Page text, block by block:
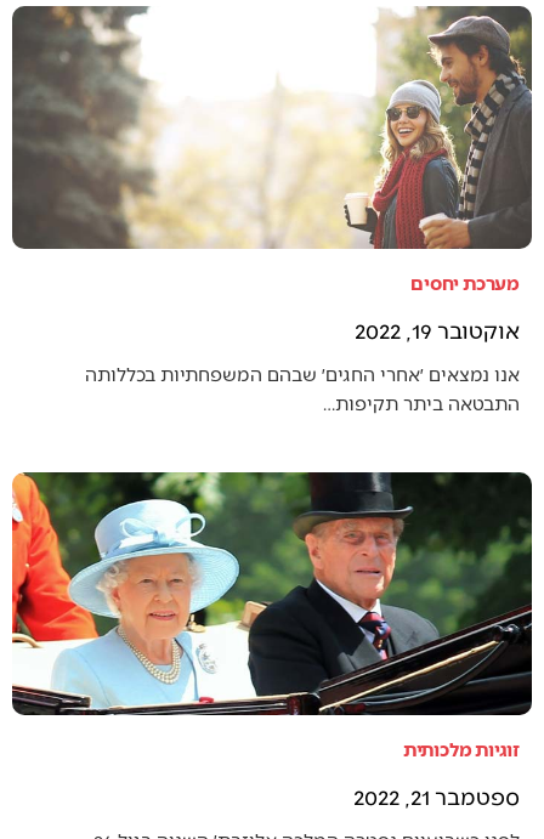
מערכת יחסים
אוקטובר 19, 2022
אנו נמצאים ׳אחרי החגים׳ שבהם המשפחתיות בכללותה
התבטאה ביתר תקיפות…
זוגיות מלכותית
ספטמבר 21, 2022